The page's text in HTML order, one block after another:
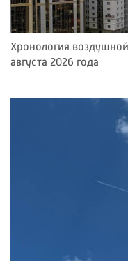
Хронология
августа 2026 года